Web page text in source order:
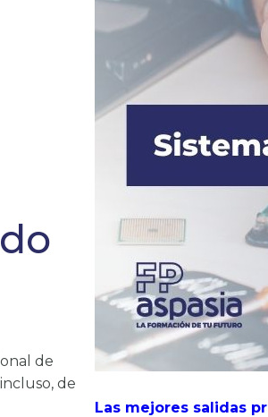
de
de
Las mejores salidas